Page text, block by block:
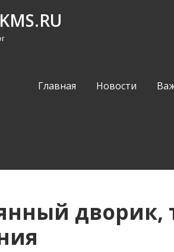
Главная Новости
дворик,